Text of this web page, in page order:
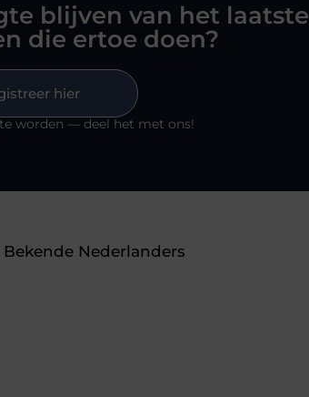
blijven van het laatste
die ertoe doen?
hier
worden — deel het met ons!
Bekende Nederlanders